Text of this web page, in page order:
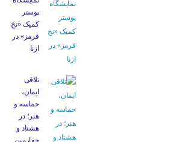
پوستر
کمیک «نخ
قرمز» در
ازنا
تلاقی
ایمان،
حماسه و
هنر؛ در
هشتاد و
چهارمین